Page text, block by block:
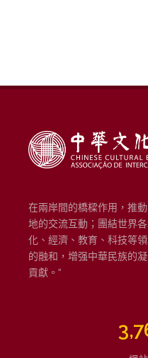
在兩岸間的橋樑作用，推
地的交流互動；團結世界
化、經濟、教育、科技等
的融和，增强中華民族的
貢獻。”